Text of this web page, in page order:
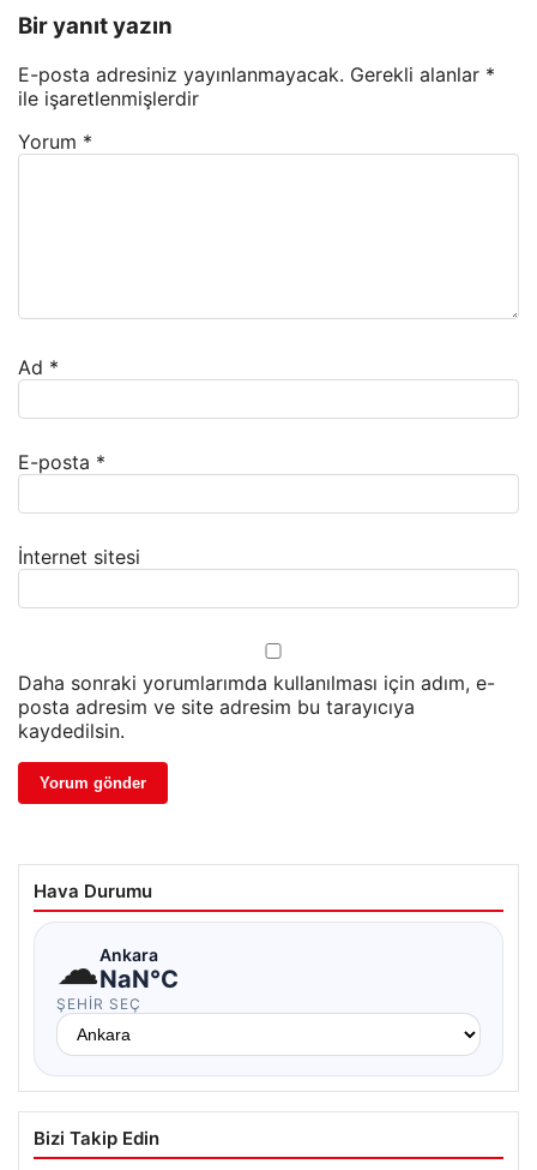
Bir yanıt yazın
E-posta adresiniz yayınlanmayacak. Gerekli alanlar *
ile işaretlenmişlerdir
Yorum *
Ad *
E-posta *
İnternet sitesi
Daha sonraki yorumlarımda kullanılması için adım, e-
posta adresim ve site adresim bu tarayıcıya
kaydedilsin.
Hava Durumu
☁Ankara
NaN°C
ŞEHIR SEÇ
Bizi Takip Edin